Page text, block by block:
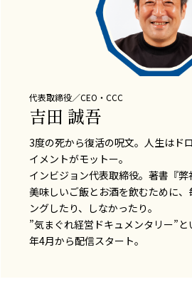
代表取締役／CEO・CCC
吉田 誠吾
3度の死から復活の呪文。人生はド
イメントがモットー。
インビジョン代表取締役。著書『弊
美味しいご飯とお酒を飲むために
ングしたり、しなかったり。
”気まぐれ経営ドキュメンタリー”
年4月から配信スタート。